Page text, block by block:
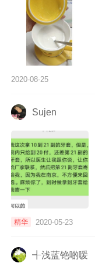
2020-08-25
Sujen
精华 2020-05-23
╉浅蓝铯啲嗳